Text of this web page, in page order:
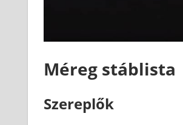
Méreg stáblista
Szereplők